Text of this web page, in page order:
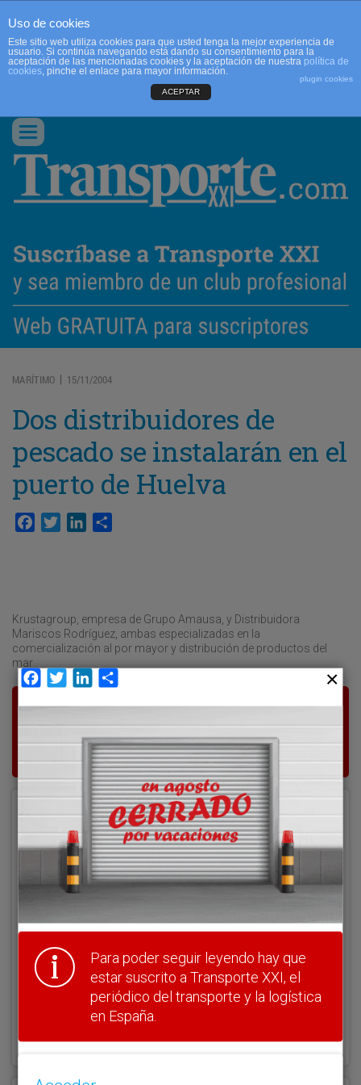
CONTACTO
Conmutar
navegación
MARÍTIMO | 15/11/2004
Dos distribuidores de
pescado se instalarán en el
puerto de Huelva
Facebook
TwitterLinkedIn
Krustagroup, empresa de Grupo Amausa, y Distribuidora
Mariscos Rodríguez, ambas especializadas en la
comercialización al por mayor y distribución de productos del
mar
Para poder seguir leyendo hay que estar
suscrito a Transporte XXI, el periódico
del transporte y la logística en España.
Acceder
Nombre de usuario
¿Olvidó su clave?
Uso de cookies
Este sitio web utiliza cookies para que usted tenga la mejor experiencia de
usuario. Si continúa navegando está dando su consentimiento para la
aceptación de las mencionadas cookies y la aceptación de nuestra política de
cookies, pinche el enlace para mayor información.
plugin cookies
ACEPTAR
Facebook
TwitterLinkedIn
Para poder seguir leyendo hay que
estar suscrito a Transporte XXI, el
periódico del transporte y la logística
en España.